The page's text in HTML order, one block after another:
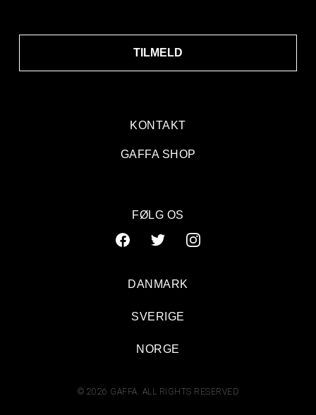
KONTAKT
GAFFA SHOP
TILMELD
FØLG OS
© 2026 GAFFA. ALL RIGHTS RESERVED
DANMARK
SVERIGE
NORGE